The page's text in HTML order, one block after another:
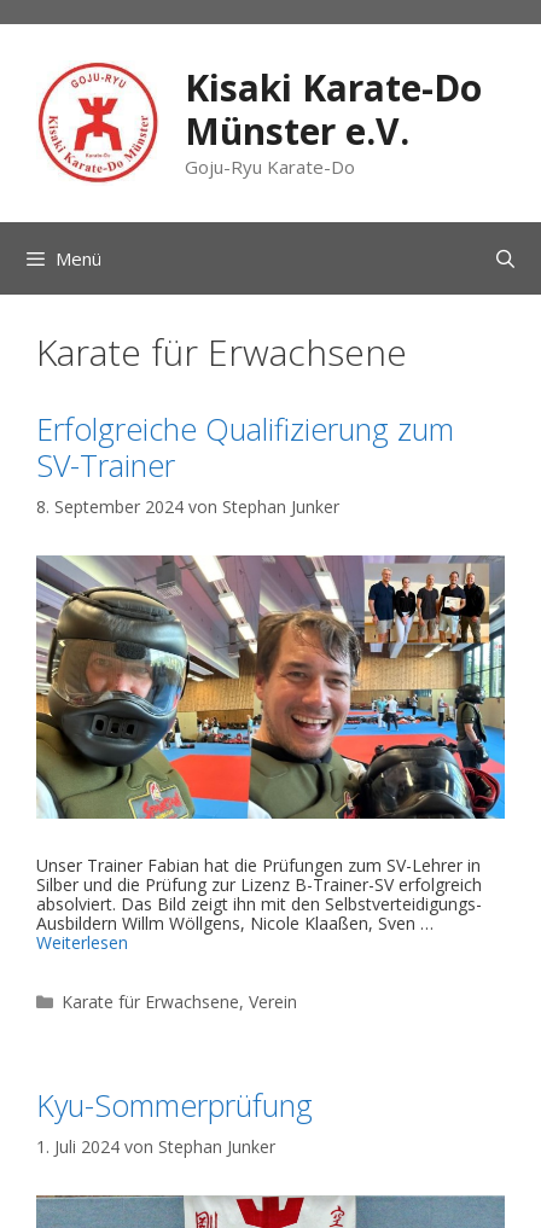
Inhalt
Kisaki Karate-Do
Münster e.V.
Goju-Ryu Karate-Do
Menü
Karate für Erwachsene
Erfolgreiche Qualifizierung zum
SV-Trainer
8. September 2024 von Stephan Junker
Unser Trainer Fabian hat die Prüfungen zum SV-Lehrer in
Silber und die Prüfung zur Lizenz B-Trainer-SV erfolgreich
absolviert. Das Bild zeigt ihn mit den Selbstverteidigungs-
Ausbildern Willm Wöllgens, Nicole Klaaßen, Sven …
Weiterlesen
Kategorien
Karate für Erwachsene,Verein
Kyu-Sommerprüfung
1. Juli 2024 von Stephan Junker